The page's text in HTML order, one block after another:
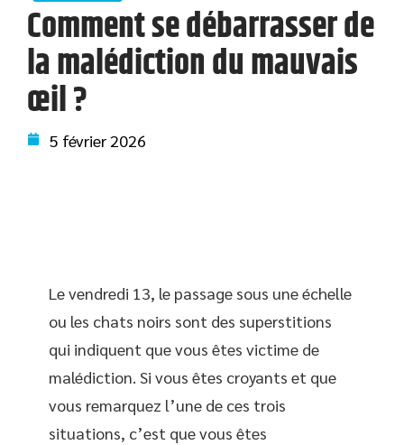
Comment se débarrasser de
la malédiction du mauvais
œil ?
5 février 2026
Le vendredi 13, le passage sous une échelle
ou les chats noirs sont des superstitions
qui indiquent que vous êtes victime de
malédiction. Si vous êtes croyants et que
vous remarquez l’une de ces trois
situations, c’est que vous êtes